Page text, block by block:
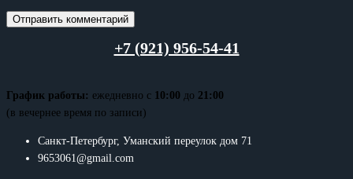
+7 (921) 956-54-41
График работы: ежедневно с 10:00 до 21:00
(в вечернее время по записи)
Санкт-Петербург, Уманский переулок дом 71
9653061@gmail.com